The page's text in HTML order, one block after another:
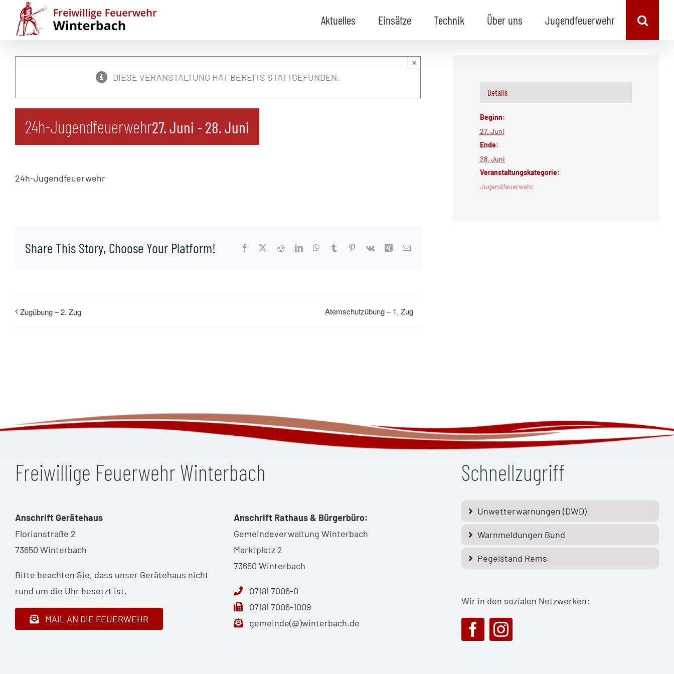
Inhalt
springen
Aktuelles Einsätze Technik Über uns Jugendfeuerwehr
DIESE VERANSTALTUNG HAT BEREITS STATTGEFUNDEN.
×
24h-Jugendfeuerwehr27. Juni - 28. Juni
24h-Jugendfeuerwehr
Share This Story, Choose Your Platform! Facebook
X RedditLinkedInWhatsApp
TumblrPinterest
Vk Xing E-
Zugübung – 2. Zug Atemschutzübung – 1. Zug
Details
Beginn:
27. Juni
Ende:
28. Juni
Veranstaltungskategorie:
Jugendfeuerwehr
Freiwillige Feuerwehr Winterbach
Anschrift Gerätehaus
Florianstraße 2
73650 Winterbach
Bitte beachten Sie, dass unser Gerätehaus nicht
rund um die Uhr besetzt ist.
MAIL AN DIE FEUERWEHR
Anschrift Rathaus & Bürgerbüro:
Gemeindeverwaltung Winterbach
Marktplatz 2
73650 Winterbach
07181 7006-0
07181 7006-1009
gemeinde(@)winterbach.de
Schnellzugriff
Unwetterwarnungen (DWD)
Warnmeldungen Bund
Pegelstand Rems
Wir in den sozialen Netzwerken: